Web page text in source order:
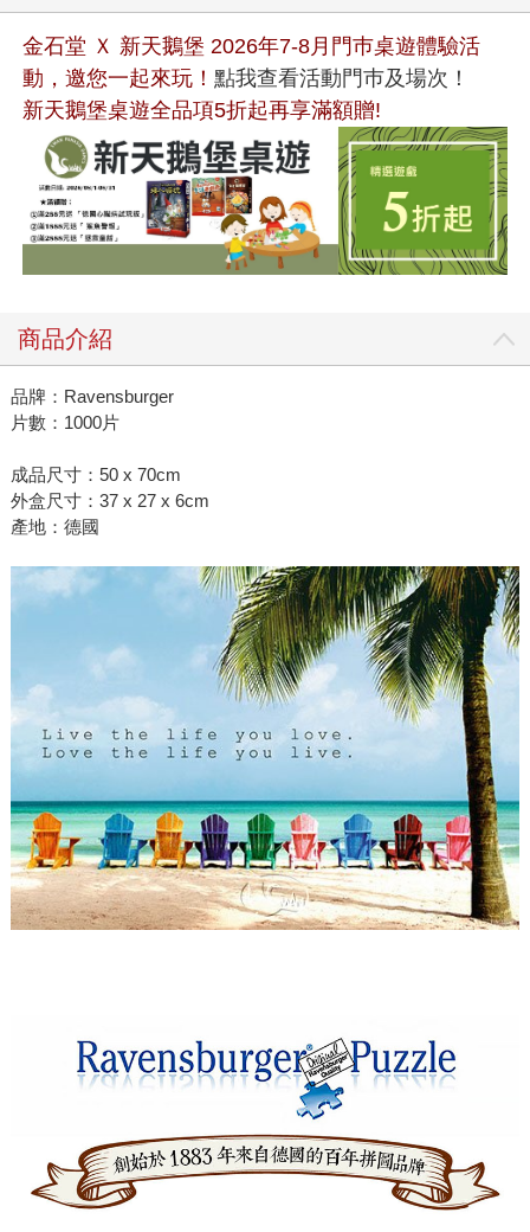
金石堂 Ｘ 新天鵝堡 2026年7-8月門巿桌遊體驗活
動，邀您一起來玩！ 點我查看活動門巿及場次！
新天鵝堡桌遊全品項5折起再享滿額贈!
商品介紹
品牌：Ravensburger
片數：1000片
成品尺寸：50 x 70cm
外盒尺寸：37 x 27 x 6cm
產地：德國